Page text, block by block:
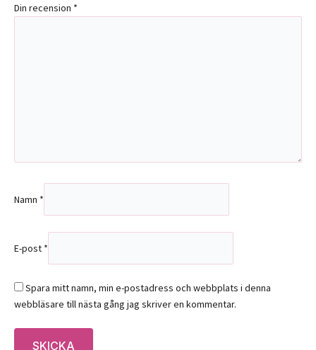
Din recension *
Namn *
E-post *
Spara mitt namn, min e-postadress och webbplats i denna
webbläsare till nästa gång jag skriver en kommentar.